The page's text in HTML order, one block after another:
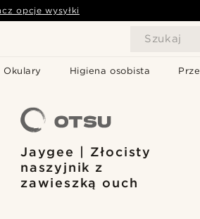
Szukaj
Okulary Higiena osobista
opcje wysyłki
Jaygee | Złocisty
naszyjnik z
zawieszką ouch